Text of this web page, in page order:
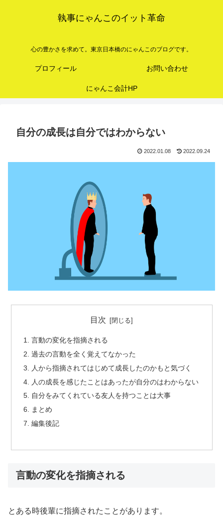
執事にゃんこのイット革命
心の豊かさを求めて。東京日本橋のにゃんこのブログです。
プロフィール お問い合わせ
にゃんこ会計HP
自分の成長は自分ではわからない
2022.01.08 2022.09.24
目次
言動の変化を指摘される
過去の言動を全く覚えてなかった
人から指摘されてはじめて成長したのかもと気づく
人の成長を感じたことはあったが自分のはわからない
自分をみてくれている友人を持つことは大事
まとめ
編集後記
言動の変化を指摘される
とある時後輩に指摘されたことがあります。